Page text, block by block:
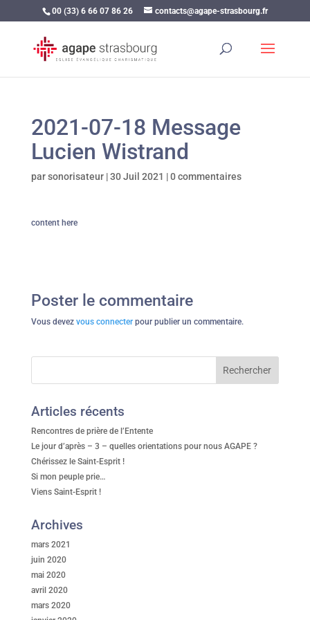
00 (33) 6 66 07 86 26 contacts@agape-strasbourg.fr
2021-07-18 Message
Lucien Wistrand
parsonorisateur|30 Juil 2021 |0 commentaires
content here
Poster le commentaire
Vous devez vous connecterpour publier un commentaire.
Articles récents
Rencontres de prière de l’Entente
Le jour d’après – 3 – quelles orientations pour nous AGAPE ?
Chérissez le Saint-Esprit !
Si mon peuple prie…
Viens Saint-Esprit !
Archives
mars 2021
juin 2020
mai 2020
avril 2020
mars 2020